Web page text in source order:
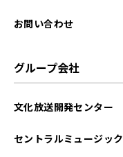
お問い合わせ
グループ会社
文化放送開発センター
セントラルミュージック